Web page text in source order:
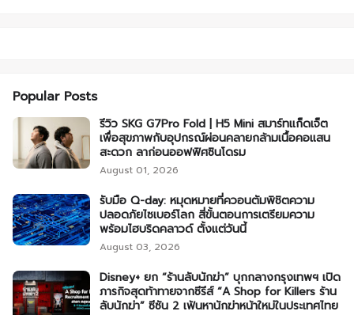
Popular Posts
รีวิว SKG G7Pro Fold | H5 Mini สมาร์ทแก็ดเจ็ต
เพื่อสุขภาพกับอุปกรณ์ผ่อนคลายกล้ามเนื้อคอแสน
สะดวก ลาก่อนออฟฟิศซินโดรม
August 01, 2026
รับมือ Q-day: หมุดหมายที่ควอนตัมพิชิตความ
ปลอดภัยไซเบอร์โลก สี่ขั้นตอนการเตรียมความ
พร้อมไฮบริดคลาวด์ ตั้งแต่วันนี้
August 03, 2026
Disney+ ยก “ร้านลับนักฆ่า” บุกกลางกรุงเทพฯ เปิด
ภารกิจสุดท้าทายจากซีรีส์ “A Shop for Killers ร้าน
ลับนักฆ่า” ซีซัน 2 เฟ้นหานักฆ่าหน้าใหม่ในประเทศไทย